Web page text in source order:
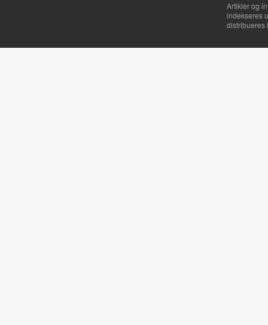
Artikler og
indekseres
distribueres